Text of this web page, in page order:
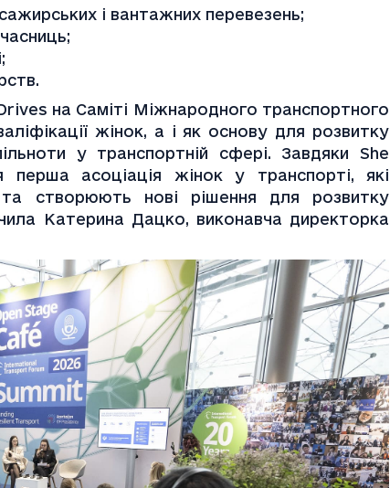
і вантажних перевезень;
на Саміті Міжнародного транспортного
жінок, а і як основу для розвитку
у транспортній сфері. Завдяки She
перша асоціація жінок у транспорті, які
створюють нові рішення для розвитку
Катерина Дацко, виконавча директорка